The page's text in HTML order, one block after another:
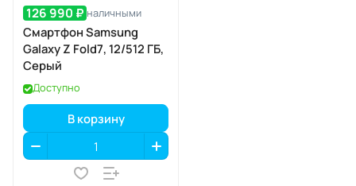
126 990 ₽ наличными
Смартфон Samsung
Galaxy Z Fold7, 12/512 ГБ,
Серый
Доступно
В корзину